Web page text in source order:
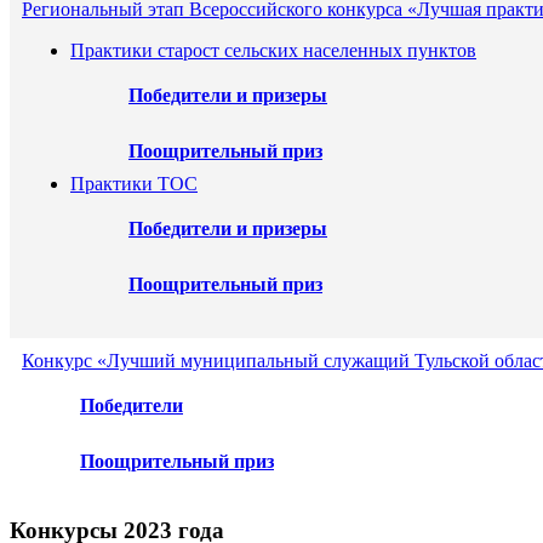
Региональный этап Всероссийского конкурса «Лучшая
Практики старост сельских населенных пунктов
Победители и призеры
Поощрительный приз
Практики ТОС
Победители и призеры
Поощрительный приз
Конкурс «Лучший муниципальный служащий Тульской
Победители
Поощрительный приз
Конкурсы 2023 года